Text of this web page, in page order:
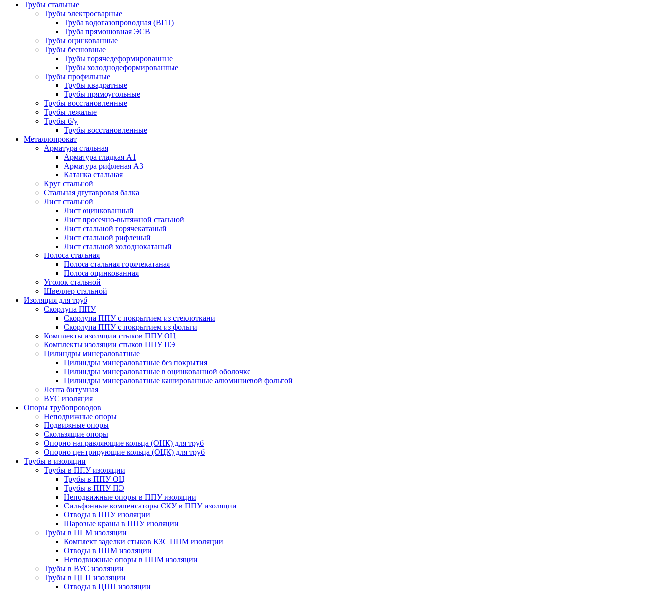
Трубы стальные
Трубы электросварные
Труба водогазопроводная (ВГП)
Труба прямошовная ЭСВ
Трубы оцинкованные
Трубы бесшовные
Трубы горячедеформированные
Трубы холоднодеформированные
Трубы профильные
Трубы квадратные
Трубы прямоугольные
Трубы восстановленные
Трубы лежалые
Трубы б/у
Трубы восстановленные
Металлопрокат
Арматура стальная
Арматура гладкая А1
Арматура рифленая А3
Катанка стальная
Круг стальной
Стальная двутавровая балка
Лист стальной
Лист оцинкованный
Лист просечно-вытяжной стальной
Лист стальной горячекатаный
Лист стальной рифленый
Лист стальной холоднокатаный
Полоса стальная
Полоса стальная горячекатаная
Полоса оцинкованная
Уголок стальной
Швеллер стальной
Изоляция для труб
Скорлупа ППУ
Скорлупа ППУ с покрытием из стеклоткани
Скорлупа ППУ с покрытием из фольги
Комплекты изоляции стыков ППУ ОЦ
Комплекты изоляции стыков ППУ ПЭ
Цилиндры минераловатные
Цилиндры минераловатные без покрытия
Цилиндры минераловатные в оцинкованной оболочке
Цилиндры минераловатные кашированные алюминиевой фольгой
Лента битумная
ВУС изоляция
Опоры трубопроводов
Неподвижные опоры
Подвижные опоры
Скользящие опоры
Опорно направляющие кольца (ОНК) для труб
Опорно центрирующие кольца (ОЦК) для труб
Трубы в изоляции
Трубы в ППУ изоляции
Трубы в ППУ ОЦ
Трубы в ППУ ПЭ
Неподвижные опоры в ППУ изоляции
Сильфонные компенсаторы СКУ в ППУ изоляции
Отводы в ППУ изоляции
Шаровые краны в ППУ изоляции
Трубы в ППМ изоляции
Комплект заделки стыков КЗС ППМ изоляции
Отводы в ППМ изоляции
Неподвижные опоры в ППМ изоляции
Трубы в ВУС изоляции
Трубы в ЦПП изоляции
Отводы в ЦПП изоляции